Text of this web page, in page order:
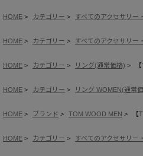
HOME カテゴリー すべてのアクセサリー
HOME カテゴリー すべてのアクセサリー
HOME カテゴリー リング(通常価格)
HOME カテゴリー リング WOMEN(通常
HOME ブランド TOM WOOD MEN
HOME カテゴリー すべてのアクセサリー